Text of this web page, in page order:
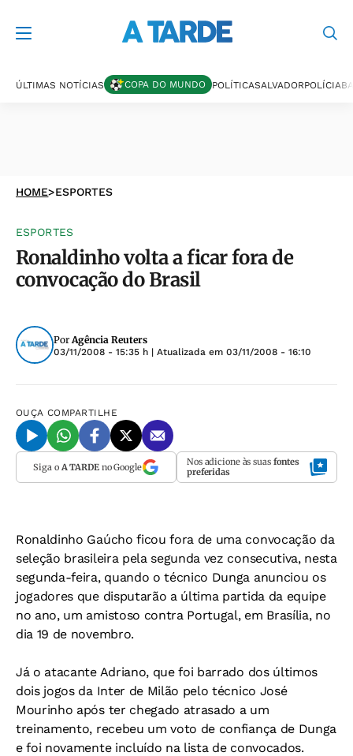
ÚLTIMAS NOTÍCIAS COPA DO MUNDO POLÍTICASALVADORPOLÍCIA
HOME>ESPORTES
ESPORTES
Ronaldinho volta a ficar fora de
convocação do Brasil
PorAgência Reuters
03/11/2008 - 15:35 h | Atualizada em 03/11/2008 - 16:10
OUÇA COMPARTILHE
Siga o A TARDEno Google Nos adicione às suas fontes
preferidas
Ronaldinho Gaúcho ficou fora de uma convocação da
seleção brasileira pela segunda vez consecutiva, nesta
segunda-feira, quando o técnico Dunga anunciou os
jogadores que disputarão a última partida da equipe
no ano, um amistoso contra Portugal, em Brasília, no
dia 19 de novembro.
Já o atacante Adriano, que foi barrado dos últimos
dois jogos da Inter de Milão pelo técnico José
Mourinho após ter chegado atrasado a um
treinamento, recebeu um voto de confiança de Dunga
e foi novamente incluído na lista de convocados.